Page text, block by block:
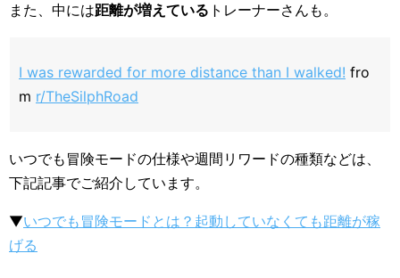
また、中には距離が増えている トレーナーさんも。
I was rewarded for more distance than I walked! fro
m r/TheSilphRoad
いつでも冒険モードの仕様や週間リワードの種類などは、
下記記事でご紹介しています。
▼いつでも冒険モードとは？起動していなくても距離が稼
げる